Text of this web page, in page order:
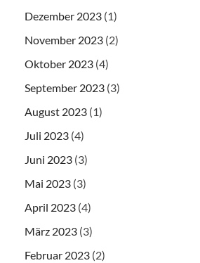
Dezember 2023 (1)
November 2023 (2)
Oktober 2023 (4)
September 2023 (3)
August 2023 (1)
Juli 2023 (4)
Juni 2023 (3)
Mai 2023 (3)
April 2023 (4)
März 2023 (3)
Februar 2023 (2)